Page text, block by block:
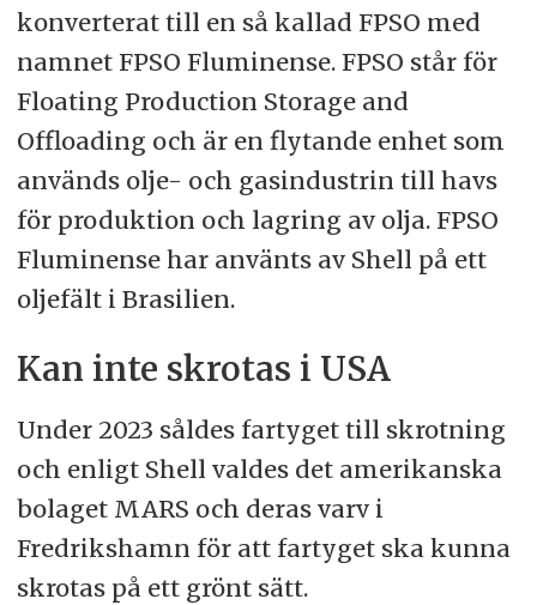
konverterat till en så kallad FPSO med
namnet FPSO Fluminense. FPSO står för
Floating Production Storage and
Offloading och är en flytande enhet som
används olje- och gasindustrin till havs
för produktion och lagring av olja. FPSO
Fluminense har använts av Shell på ett
oljefält i Brasilien.
Kan inte skrotas i USA
Under 2023 såldes fartyget till skrotning
och enligt Shell valdes det amerikanska
bolaget MARS och deras varv i
Fredrikshamn för att fartyget ska kunna
skrotas på ett grönt sätt.